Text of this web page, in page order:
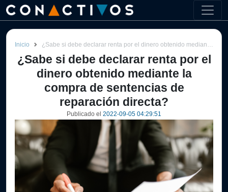
Inicio ¿Sabe si debe declarar renta por el dinero obtenido mediante la compra de sentencias de reparación directa?
¿Sabe si debe declarar renta por el
dinero obtenido mediante la
compra de sentencias de
reparación directa?
Publicado el 2022-09-05 04:29:51